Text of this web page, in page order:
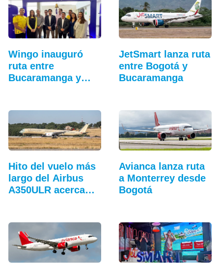
Wingo inauguró
ruta entre
Bucaramanga y
JetSmart lanza ruta
entre Bogotá y
Bucaramanga
Hito del vuelo más
largo del Airbus
A350ULR acerca…
Avianca lanza ruta
a Monterrey desde
Bogotá